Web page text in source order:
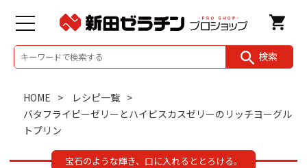
検索
HOME
レシピ一覧
バタフライピーゼリーとハイビスカスゼリーのリッチヨーグル
トプリン
宝石のような輝き、口に入れるととろける。